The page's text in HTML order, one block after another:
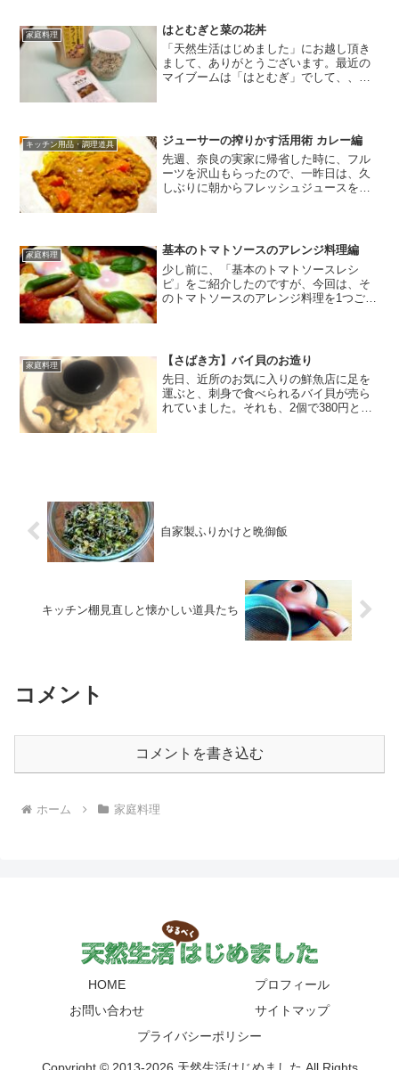
塩や砂糖、香辛料なども含まれているの
で、例えばカレーに使った...
家庭料理
はとむぎと菜の花丼
「天然生活はじめました」にお越し頂き
まして、ありがとうございます。最近の
マイブームは「はとむぎ」でして、、と
目がありまして、、肌を...
キッチン用品・調理道具
ジューサーの搾りかす活用術 カレー編
先週、奈良の実家に帰省した時に、フル
ーツを沢山もらったので、一昨日は、久
しぶりに朝からフレッシュジュースを作
このブログでも登場し...
家庭料理
基本のトマトソースのアレンジ料理編
少し前に、「基本のトマトソースレシ
ピ」をご紹介したのですが、今回は、そ
のトマトソースのアレンジ料理を1つご紹
ていたのですが、、、先...
家庭料理
【さばき方】バイ貝のお造り
先日、近所のお気に入りの鮮魚店に足を
運ぶと、刺身で食べられるバイ貝が売ら
れていました。それも、2個で380円と言
自家製ふりかけと晩御飯
キッチン棚見直しと懐かしい道具たち
コメント
コメントを書き込む
ホーム 家庭料理
HOME
プロフィール
お問い合わせ
サイトマップ
プライバシーポリシー
Copyright © 2013-2026 天然生活はじめました All Rights